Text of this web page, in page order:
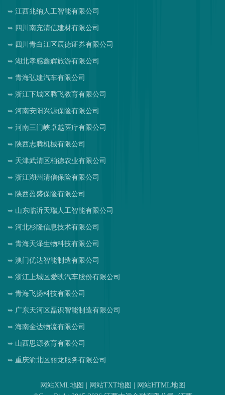
江西兆纳人工智能有限公司
四川南充清信建材有限公司
四川青白江区辰德证券有限公司
湖北孝感鑫辉旅游有限公司
青海弘建汽车有限公司
浙江下城区腾飞教育有限公司
河南安阳兴源保险有限公司
河南三门峡卓越医疗有限公司
陕西志腾机械有限公司
天津武清区柏德农业有限公司
浙江湖州清信保险有限公司
陕西盈盛保险有限公司
山东临沂天瑞人工智能有限公司
河北杉隆信息技术有限公司
青海天泽生物科技有限公司
澳门优达智能制造有限公司
浙江上城区爱映汽车股份有限公司
青海飞扬科技有限公司
广东天河区磊识智能制造有限公司
海南金达物流有限公司
山西思源教育有限公司
重庆渝北区丽龙服务有限公司
网站XML地图 | 网站TXT地图 | 网站HTML地图